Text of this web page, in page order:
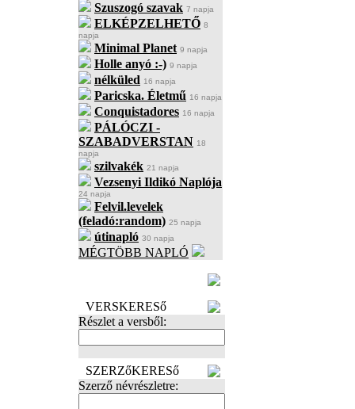
Szuszogó szavak 7 napja
ELKÉPZELHETŐ 8
napja
Minimal Planet 9 napja
Holle anyó :-) 9 napja
nélküled 16 napja
Paricska. Életmű 16 napja
Conquistadores 16 napja
PÁLÓCZI -
SZABADVERSTAN 18
napja
szilvakék 21 napja
Vezsenyi Ildikó Naplója
24 napja
Felvil.levelek
(feladó:random) 25 napja
útinapló 30 napja
MÉGTÖBB NAPLÓ
VERSKERESő
Részlet a versből:
SZERZőKERESő
Szerző névrészletre: